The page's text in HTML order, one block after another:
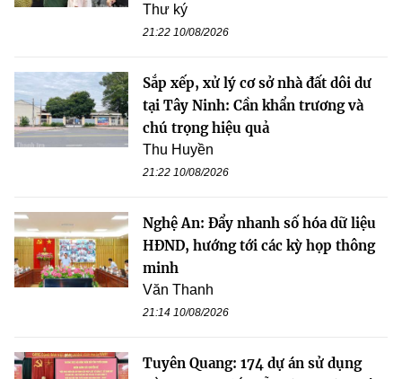
Thư ký
21:22 10/08/2026
Sắp xếp, xử lý cơ sở nhà đất dôi dư
tại Tây Ninh: Cần khẩn trương và
chú trọng hiệu quả
Thu Huyền
21:22 10/08/2026
Nghệ An: Đẩy nhanh số hóa dữ liệu
HĐND, hướng tới các kỳ họp thông
minh
Văn Thanh
21:14 10/08/2026
Tuyên Quang: 174 dự án sử dụng